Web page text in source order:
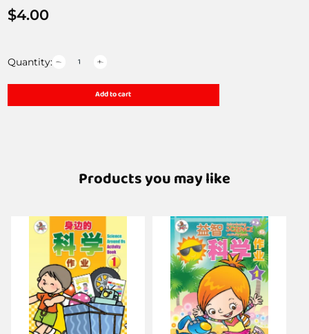
$4.00
Quantity:
Add to cart
Products you may like